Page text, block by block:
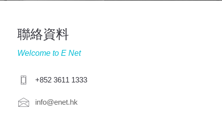
聯絡資料
Welcome to E Net
+852 3611 1333
info@enet.hk